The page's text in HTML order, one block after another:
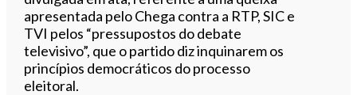
apresentada pelo Chega contra a RTP, SIC e
TVI pelos “pressupostos do debate
televisivo”, que o partido diz inquinarem os
princípios democráticos do processo
eleitoral.